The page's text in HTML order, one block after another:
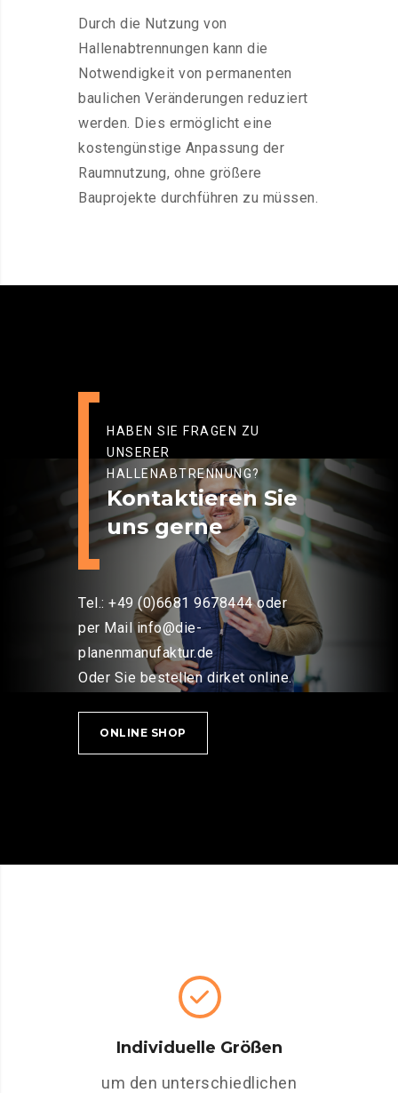
Durch die Nutzung von
Hallenabtrennungen kann die
Notwendigkeit von permanenten
baulichen Veränderungen reduziert
werden. Dies ermöglicht eine
kostengünstige Anpassung der
Raumnutzung, ohne größere
Bauprojekte durchführen zu müssen.
HABEN SIE FRAGEN ZU
UNSERER
HALLENABTRENNUNG?
Kontaktieren Sie
uns gerne
Tel.: +49 (0)6681 9678444 oder
per Mail info@die-
planenmanufaktur.de
Oder Sie bestellen dirket online.
ONLINE SHOP
Individuelle Größen
um den unterschiedlichen